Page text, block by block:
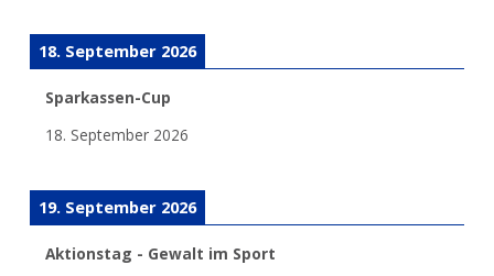
18. September 2026
Sparkassen-Cup
18. September 2026
19. September 2026
Aktionstag - Gewalt im Sport